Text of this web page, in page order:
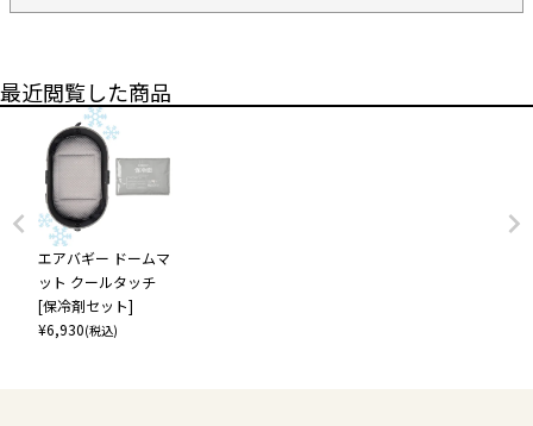
最近閲覧した商品
エアバギー ドームマ
ット クールタッチ
[保冷剤セット]
¥6,930(税込)